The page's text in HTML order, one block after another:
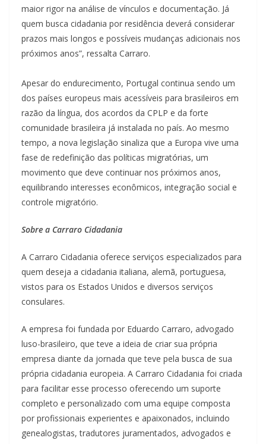
maior rigor na análise de vínculos e documentação. Já
quem busca cidadania por residência deverá considerar
prazos mais longos e possíveis mudanças adicionais nos
próximos anos”, ressalta Carraro.
Apesar do endurecimento, Portugal continua sendo um
dos países europeus mais acessíveis para brasileiros em
razão da língua, dos acordos da CPLP e da forte
comunidade brasileira já instalada no país. Ao mesmo
tempo, a nova legislação sinaliza que a Europa vive uma
fase de redefinição das políticas migratórias, um
movimento que deve continuar nos próximos anos,
equilibrando interesses econômicos, integração social e
controle migratório.
Sobre a Carraro Cidadania
A Carraro Cidadania oferece serviços especializados para
quem deseja a cidadania italiana, alemã, portuguesa,
vistos para os Estados Unidos e diversos serviços
consulares.
A empresa foi fundada por Eduardo Carraro, advogado
luso-brasileiro, que teve a ideia de criar sua própria
empresa diante da jornada que teve pela busca de sua
própria cidadania europeia. A Carraro Cidadania foi criada
para facilitar esse processo oferecendo um suporte
completo e personalizado com uma equipe composta
por profissionais experientes e apaixonados, incluindo
genealogistas, tradutores juramentados, advogados e